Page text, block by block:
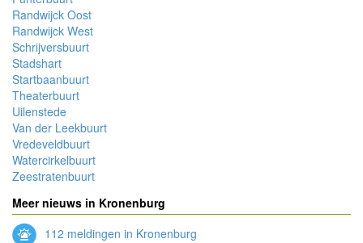
Randwijck Oost
Randwijck West
Schrijversbuurt
Stadshart
Startbaanbuurt
Theaterbuurt
Uilenstede
Van der Leekbuurt
Vredeveldbuurt
Watercirkelbuurt
Zeestratenbuurt
Meer nieuws in Kronenburg
112 meldingen in Kronenburg